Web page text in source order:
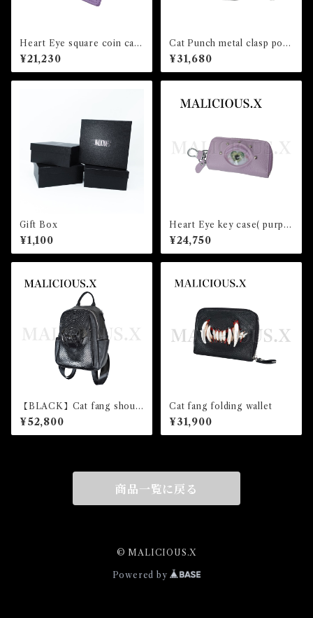
Heart Eye square coin cas
e(Violet)/Gray
¥21,230
Cat Punch metal clasp pou
ch(L) /Black
¥31,680
Gift Box
¥1,100
Heart Eye key case( purpl
e)/lce Green
¥24,750
【BLACK】Cat fang should
er & backpack（snake）
¥52,800
Cat fang folding wallet
¥31,900
商品一覧に戻る
© MALICIOUS.X
Powered by